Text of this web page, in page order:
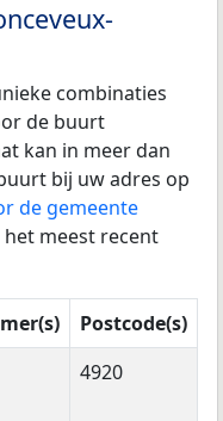
combinaties
de buurt
kan in meer dan
bij uw adres op
de gemeente
het meest recent
Postcode(s)
4920